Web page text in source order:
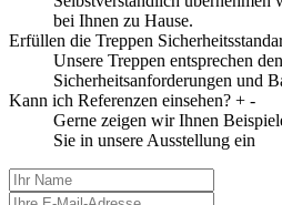
bei Ihnen zu Hause.
Erfüllen die Treppen
Unsere Treppen entsprechen
Sicherheitsanforderungen und
Kann ich Referenzen einsehen? + -
Gerne zeigen wir Ihnen
Sie in unsere Ausstellung ein